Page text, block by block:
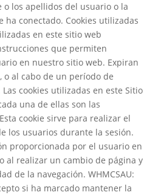
los apellidos del usuario o la
conectado. Cookies utilizadas
en este sitio web
que permiten
en nuestro sitio web. Expiran
al cabo de un período de
cookies utilizadas en este Sitio
una de ellas son las
cookie sirve para realizar el
los usuarios durante la sesión.
proporcionada por el usuario en
al realizar un cambio de página y
de la navegación. WHMCSAU:
si ha marcado mantener la